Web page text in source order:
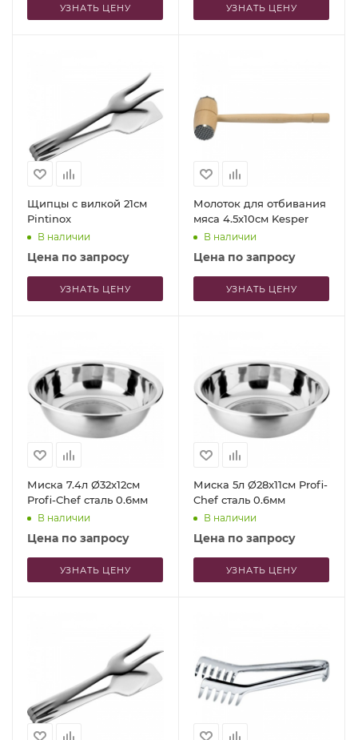
УЗНАТЬ ЦЕНУ УЗНАТЬ ЦЕНУ
Щипцы с вилкой 21см
Pintinox
В наличии
Цена по запросу
УЗНАТЬ ЦЕНУ
Молоток для отбивания
мяса 4.5x10см Kesper
В наличии
Цена по запросу
УЗНАТЬ ЦЕНУ
Миска 7.4л Ø32x12см
Profi-Chef сталь 0.6мм
В наличии
Цена по запросу
УЗНАТЬ ЦЕНУ
Миска 5л Ø28x11см Profi-
Chef сталь 0.6мм
В наличии
Цена по запросу
УЗНАТЬ ЦЕНУ